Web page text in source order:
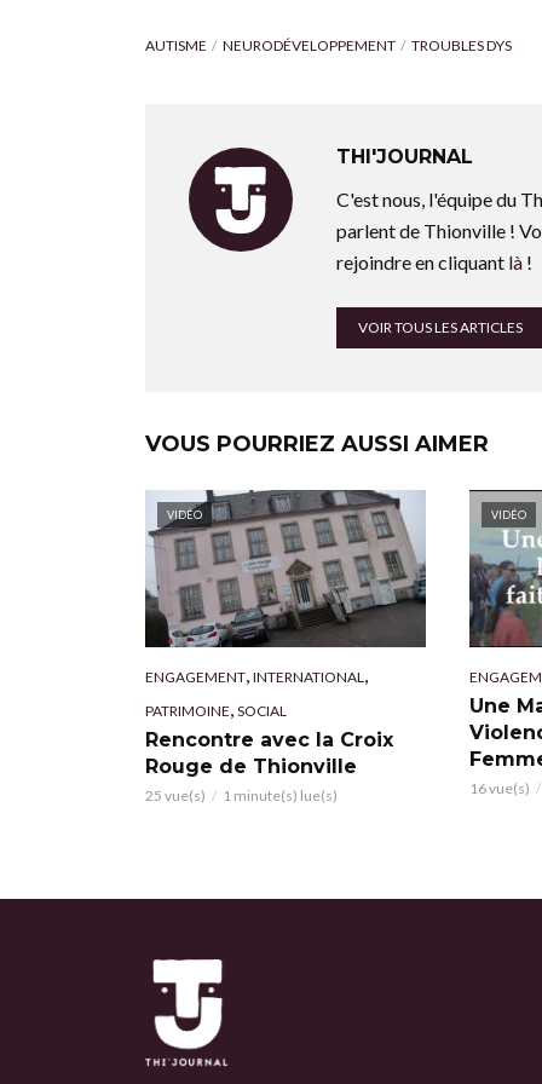
AUTISME NEURODÉVELOPPEMENT TROUBLES DYS
THI'JOURNAL
C'est nous, l'équipe du
parlent de Thionville !
rejoindre en cliquant là !
VOIR TOUS LES ARTICLES
VOUS POURRIEZ AUSSI AIMER
VIDÉO
ENGAGEMENT, INTERNATIONAL ,
PATRIMOINE, SOCIAL
Rencontre avec la Croix
Rouge de Thionville
25 vue(s) 1 minute(s) lue(s)
VIDÉO
Une
16 vue(s)